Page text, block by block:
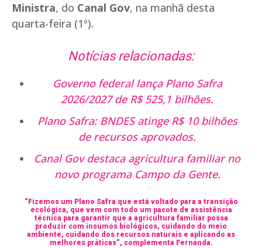
Ministra, do Canal Gov, na manhã desta
quarta-feira (1º).
Notícias relacionadas:
Governo federal lança Plano Safra
2026/2027 de R$ 525,1 bilhões.
Plano Safra: BNDES atinge R$ 10 bilhões
de recursos aprovados.
Canal Gov destaca agricultura familiar no
novo programa Campo da Gente.
“Fizemos um Plano Safra que está voltado para a transição
ecológica, que vem com todo um pacote de assistência
técnica para garantir que a agricultura familiar possa
produzir com insumos biológicos, cuidando do meio
ambiente, cuidando dos recursos naturais e aplicando as
melhores práticas”, complementa Fernanda.